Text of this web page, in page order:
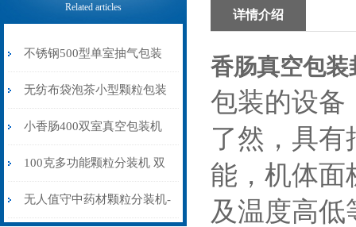
Related articles
不锈钢500型单室抽气包装
封口机价格多少
无纺布袋泡茶小型颗粒包装
机称重制袋封口一体
小香肠400双室真空包装机
高效率抽气封口
100克多功能颗粒分装机 双
头中药颗粒智能分包机
无人值守中药材颗粒分装机-
详情介绍
香肠真空包装
包装的设备
了然，具
能，机体面
及温度高